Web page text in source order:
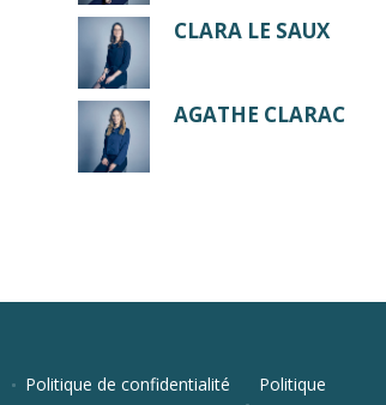
CLARA LE SAUX
AGATHE CLARAC
Politique de confidentialité Politique